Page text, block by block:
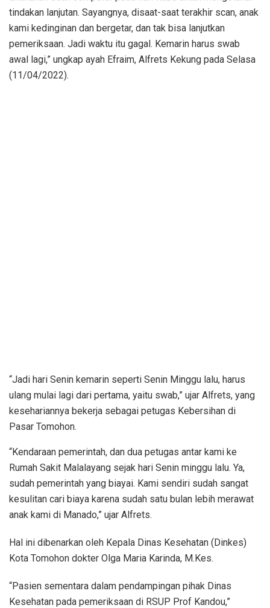
tindakan lanjutan. Sayangnya, disaat-saat terakhir scan, anak
kami kedinginan dan bergetar, dan tak bisa lanjutkan
pemeriksaan. Jadi waktu itu gagal. Kemarin harus swab
awal lagi,” ungkap ayah Efraim, Alfrets Kekung pada Selasa
(11/04/2022).
“Jadi hari Senin kemarin seperti Senin Minggu lalu, harus
ulang mulai lagi dari pertama, yaitu swab,” ujar Alfrets, yang
kesehariannya bekerja sebagai petugas Kebersihan di
Pasar Tomohon.
“Kendaraan pemerintah, dan dua petugas antar kami ke
Rumah Sakit Malalayang sejak hari Senin minggu lalu. Ya,
sudah pemerintah yang biayai. Kami sendiri sudah sangat
kesulitan cari biaya karena sudah satu bulan lebih merawat
anak kami di Manado,” ujar Alfrets.
Hal ini dibenarkan oleh Kepala Dinas Kesehatan (Dinkes)
Kota Tomohon dokter Olga Maria Karinda, M.Kes.
“Pasien sementara dalam pendampingan pihak Dinas
Kesehatan pada pemeriksaan di RSUP Prof Kandou,”